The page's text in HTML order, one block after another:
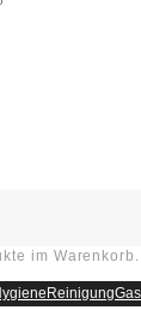
im Warenkorb.
Reinigung